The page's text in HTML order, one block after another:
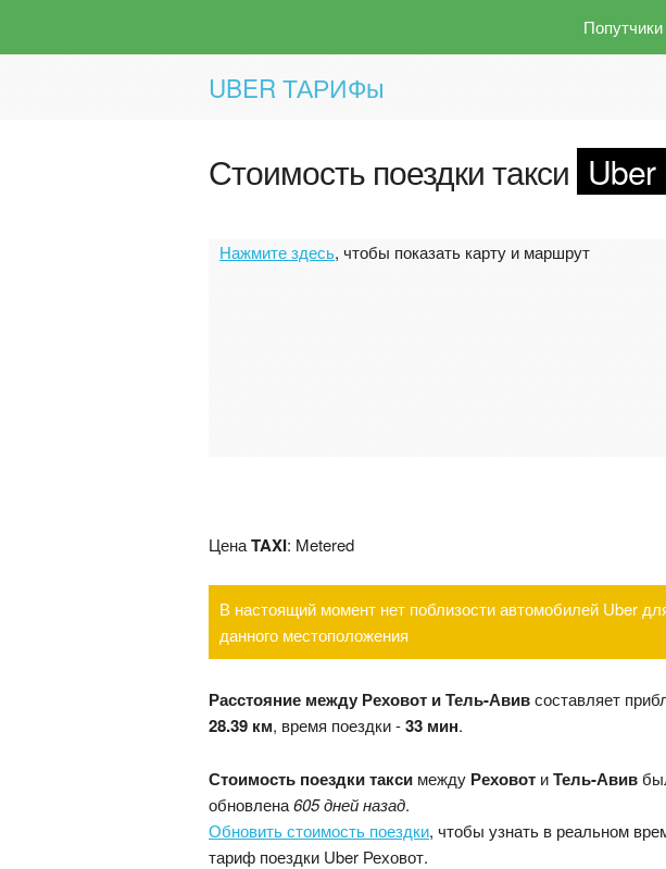
UBER ТАРИФы
Стоимость поездки такси Uber
Нажмите здесь, чтобы показать карту и маршрут
ЦенаTAXI: Metered
В настоящий момент нет поблизости автомобилей Uber
данного местоположения
Расстояние между Реховот и Тель-Авивсоставляет
28.39 км, время поездки -33 мин.
Стоимость поездки такси между Реховот иТель-Авив
обновлена605 дней назад.
Обновить стоимость поездки, чтобы узнать в реальном
тариф поездки Uber Реховот.